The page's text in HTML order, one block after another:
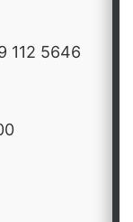
112 5646